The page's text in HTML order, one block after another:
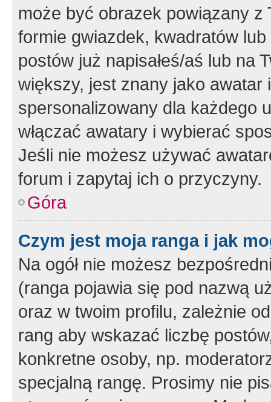
może być obrazek powiązany z
formie gwiazdek, kwadratów
postów już napisałeś/aś lub na
większy, jest znany jako
spersonalizowany dla każdego
włączać awatary i wybierać
Jeśli nie możesz używać
forum i zapytaj ich o przyczyny.
Góra
Czym jest moja ranga i jak
Na ogół nie możesz
(ranga pojawia się pod nazwą
oraz w twoim profilu, zależnie
rang aby wskazać liczbę
konkretne osoby, np.
specjalną rangę. Prosimy nie